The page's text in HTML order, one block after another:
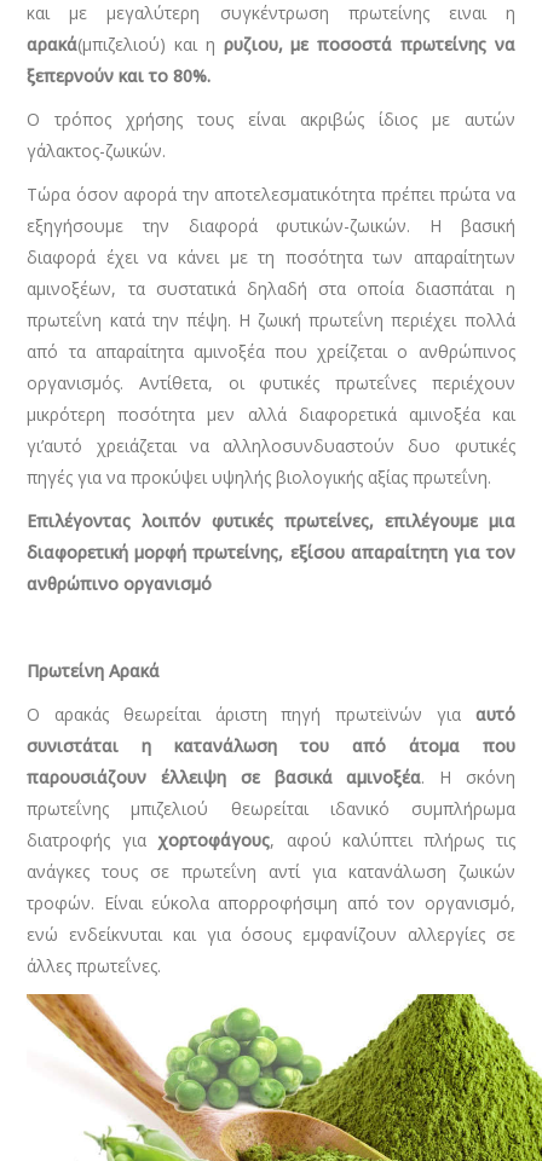
και με μεγαλύτερη συγκέντρωση πρωτείνης ειναι η
αρακά(μπιζελιού) και η ρυζιου, με ποσοστά πρωτείνης να
ξεπερνούν και το 80%.
Ο τρόπος χρήσης τους είναι ακριβώς ίδιος με αυτών
γάλακτος-ζωικών.
Τώρα όσον αφορά την αποτελεσματικότητα πρέπει πρώτα να
εξηγήσουμε την διαφορά φυτικών-ζωικών. Η βασική
διαφορά έχει να κάνει με τη ποσότητα των απαραίτητων
αμινοξέων, τα συστατικά δηλαδή στα οποία διασπάται η
πρωτεΐνη κατά την πέψη. Η ζωική πρωτεΐνη περιέχει πολλά
από τα απαραίτητα αμινοξέα που χρείζεται ο ανθρώπινος
οργανισμός. Αντίθετα, οι φυτικές πρωτεΐνες περιέχουν
μικρότερη ποσότητα μεν αλλά διαφορετικά αμινοξέα και
γι’αυτό χρειάζεται να αλληλοσυνδυαστούν δυο φυτικές
πηγές για να προκύψει υψηλής βιολογικής αξίας πρωτεΐνη.
Επιλέγοντας λοιπόν φυτικές πρωτείνες, επιλέγουμε μια
διαφορετική μορφή πρωτείνης, εξίσου απαραίτητη για τον
ανθρώπινο οργανισμό
Πρωτείνη Αρακά
Ο αρακάς θεωρείται άριστη πηγή πρωτεϊνών για αυτό
συνιστάται η κατανάλωση του από άτομα που
παρουσιάζουν έλλειψη σε βασικά αμινοξέα. Η σκόνη
πρωτεΐνης μπιζελιού θεωρείται ιδανικό συμπλήρωμα
διατροφής για χορτοφάγους, αφού καλύπτει πλήρως τις
ανάγκες τους σε πρωτεΐνη αντί για κατανάλωση ζωικών
τροφών. Είναι εύκολα απορροφήσιμη από τον οργανισμό,
ενώ ενδείκνυται και για όσους εμφανίζουν αλλεργίες σε
άλλες πρωτεΐνες.